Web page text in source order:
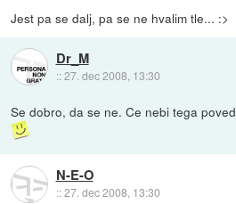
Jest pa se dalj, pa se ne hvalim tle... :>
Dr_M
::27. dec 2008, 13:30
Se dobro, da se ne. Ce nebi tega
N-E-O
::27. dec 2008, 13:30